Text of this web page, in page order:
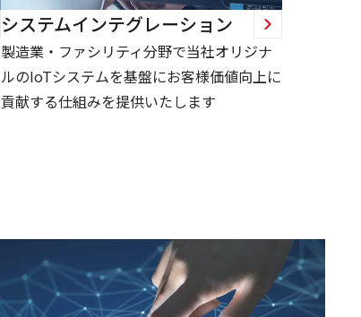
システムインテグレーション
製造業・ファシリティ分野で当社オリジナ
ルのIoTシステムを基盤にお客様価値向上に
貢献する仕組みを提供いたします